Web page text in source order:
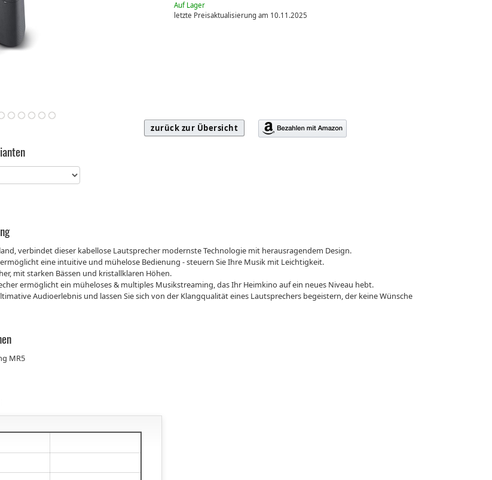
Auf Lager
letzte Preisaktualisierung am 10.11.2025
zurück zur Übersicht
verbindet dieser kabellose Lautsprecher modernste Technologie mit herausragendem Design.
ermöglicht eine intuitive und mühelose Bedienung - steuern Sie Ihre Musik mit Leichtigkeit.
mit starken Bässen und kristallklaren Höhen.
ermöglicht ein müheloses & multiples Musikstreaming, das Ihr Heimkino auf ein neues Niveau hebt.
Audioerlebnis und lassen Sie sich von der Klangqualität eines Lautsprechers begeistern, der keine Wünsche
MR5